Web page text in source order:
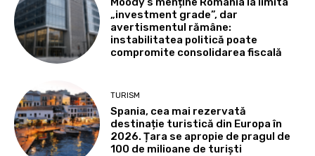
„investment grade”, dar
avertismentul rămâne:
instabilitatea politică poate
compromite consolidarea fiscală
TURISM
Spania, cea mai rezervată
destinație turistică din Europa în
2026. Țara se apropie de pragul de
100 de milioane de turiști